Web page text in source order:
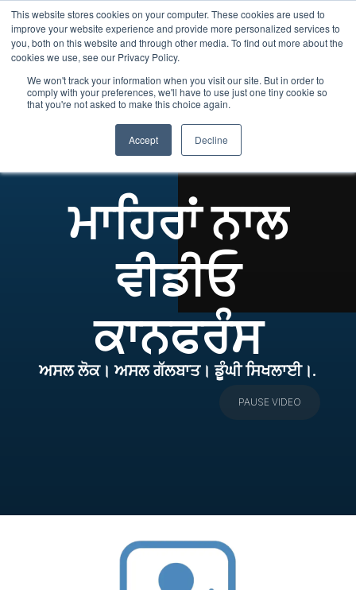
This website stores cookies on your computer. These cookies are used to
improve your website experience and provide more personalized services to
you, both on this website and through other media. To find out more about the
cookies we use, see our Privacy Policy.
We won't track your information when you visit our site. But in order to
comply with your preferences, we'll have to use just one tiny cookie so
that you're not asked to make this choice again.
Accept Decline
ਵੀਡੀਓ
Media error: Format(s) not supported
ਮਾਹਿਰਾਂ ਨਾਲ
ਵੀਡੀਓ
ਕਾਨਫਰੰਸ
ਅਸਲ ਲੋਕ। ਅਸਲ ਗੱਲਬਾਤ। ਡੂੰਘੀ ਸਿਖਲਾਈ।.
PAUSE VIDEO
Panjabi
English
Spanish
Hindi
Cantonese